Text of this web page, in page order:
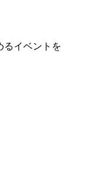
るイベントを